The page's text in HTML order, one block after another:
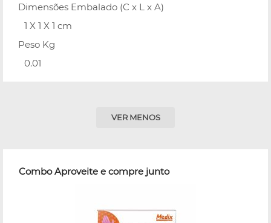
Dimensões Embalado (C x L x A)
1 X 1 X 1 cm
Peso Kg
0.01
VER MENOS
Combo Aproveite e compre junto